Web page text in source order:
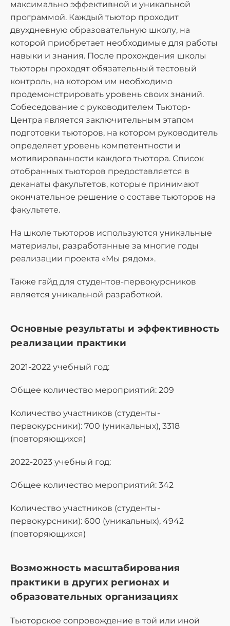
максимально эффективной и уникальной
программой. Каждый тьютор проходит
двухдневную образовательную школу, на
которой приобретает необходимые для работы
навыки и знания. После прохождения школы
тьюторы проходят обязательный тестовый
контроль, на котором им необходимо
продемонстрировать уровень своих знаний.
Собеседование с руководителем Тьютор-
Центра является заключительным этапом
подготовки тьюторов, на котором руководитель
определяет уровень компетентности и
мотивированности каждого тьютора. Список
отобранных тьюторов предоставляется в
деканаты факультетов, которые принимают
окончательное решение о составе тьюторов на
факультете.
На школе тьюторов используются уникальные
материалы, разработанные за многие годы
реализации проекта «Мы рядом».
Также гайд для студентов-первокурсников
является уникальной разработкой.
Основные результаты и эффективность
реализации практики
2021-2022 учебный год:
Общее количество мероприятий: 209
Количество участников (студенты-
первокурсники): 700 (уникальных), 3318
(повторяющихся)
2022-2023 учебный год:
Общее количество мероприятий: 342
Количество участников (студенты-
первокурсники): 600 (уникальных), 4942
(повторяющихся)
Возможность масштабирования
практики в других регионах и
образовательных организациях
Тьюторское сопровождение в той или иной